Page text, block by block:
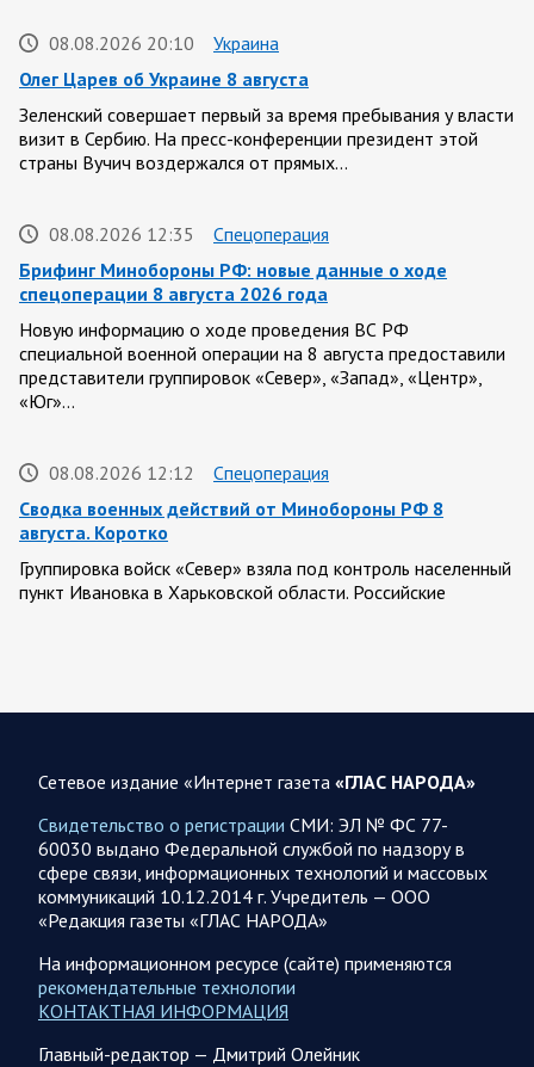
08.08.2026 20:10
Украина
Олег Царев об Украине 8 августа
Зеленский совершает первый за время пребывания у власти
визит в Сербию. На пресс-конференции президент этой
страны Вучич воздержался от прямых…
08.08.2026 12:35
Спецоперация
Брифинг Минобороны РФ: новые данные о ходе
спецоперации 8 августа 2026 года
Новую информацию о ходе проведения ВС РФ
специальной военной операции на 8 августа предоставили
представители группировок «Север», «Запад», «Центр»,
«Юг»…
08.08.2026 12:12
Спецоперация
Сводка военных действий от Минобороны РФ 8
августа. Коротко
Группировка войск «Север» взяла под контроль населенный
пункт Ивановка в Харьковской области. Российские
Олег Царев сообщает: Мониторинг противника насчитал
якобы «сбиты/подавлены» – 135. В Киеве…
08.08.2026 10:05
Спецоперация
397 украинских БПЛА сбито ПВО ночью над 15 субъектами
РФ: Беспилотники сбивали над территориями
Белгородской, Брянской, Воронежской, Курской, Липецкой,
Орловской,…
Сетевое издание «Интернет газета «ГЛАС НАРОДА»
Свидетельство о регистрации СМИ: ЭЛ № ФС 77-
60030 выдано Федеральной службой по надзору в
сфере связи, информационных технологий и массовых
коммуникаций 10.12.2014 г. Учредитель — ООО
«Редакция газеты «ГЛАС НАРОДА»
На информационном ресурсе (сайте) применяются
рекомендательные технологии
КОНТАКТНАЯ ИНФОРМАЦИЯ
Главный-редактор — Дмитрий Олейник